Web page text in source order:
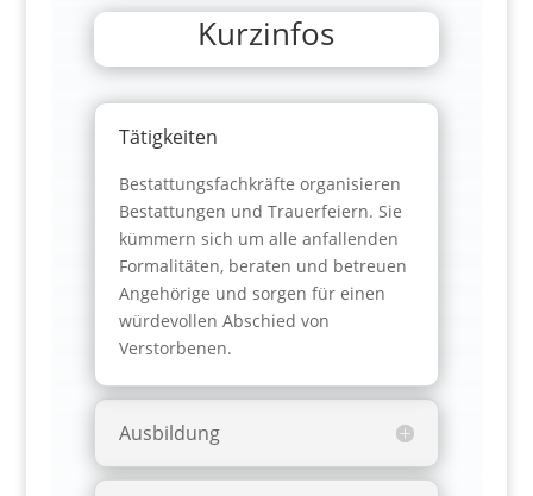
Kurzinfos
Tätigkeiten
Bestattungsfachkräfte organisieren
Bestattungen und Trauerfeiern. Sie
kümmern sich um alle anfallenden
Formalitäten, beraten und betreuen
Angehörige und sorgen für einen
würdevollen Abschied von
Verstorbenen.
Ausbildung